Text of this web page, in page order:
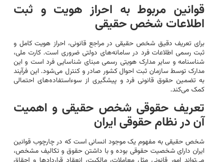
قوانین مربوط به احراز هویت و ثبت
اطلاعات شخص حقیقی
برای تعریف دقیق شخص حقیقی در مراجع قانونی، احراز هویت کامل و
ثبت رسمی اطلاعات فرد در سامانه‌های دولتی ضروری است. کارت ملی،
شناسنامه و سایر مدارک هویتی رسمی مبنای شناسایی فرد است و این
مدارک توسط سازمان ثبت احوال کشور صادر و کنترل می‌شود. این فرآیند
به تضمین حقوق قانونی فرد و پیشگیری از سوءاستفاده‌های احتمالی
کمک می‌کند.
تعریف حقوقی شخص حقیقی و اهمیت
آن در نظام حقوقی ایران
شخص حقیقی به مفهوم یک موجود انسانی است که در چارچوب قوانین
ایران دارای شخصیت حقوقی بوده و با داشتن حقوق و تکالیف مشخص،